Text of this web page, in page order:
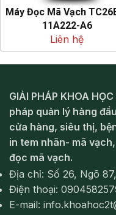
Máy Đọc Mã Vạch
11A222-A6
Liên hệ
GIẢI PHÁP KHOA
pháp quản lý hàng
cửa hàng, siêu thị,
in tem nhãn- mã
đọc mã vạch.
Địa chỉ: Số 26, Ngõ
Điện thoại:
E-mail: